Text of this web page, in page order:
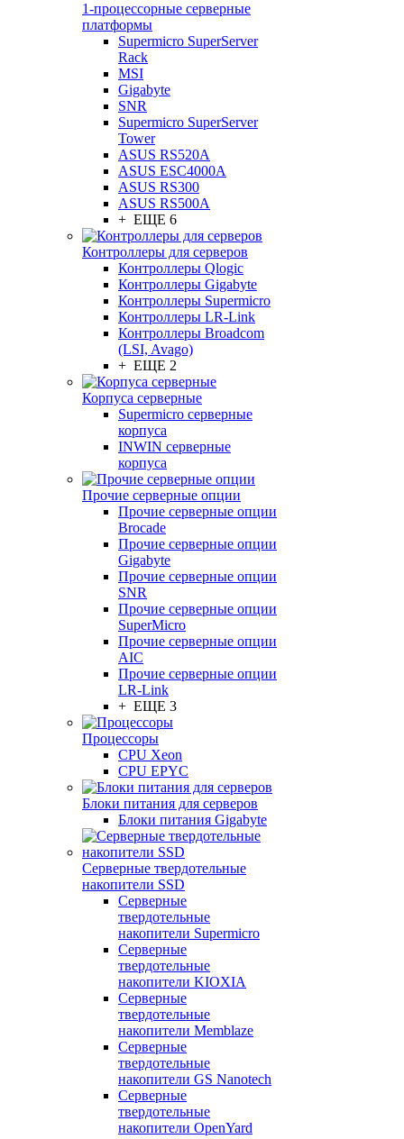
1-процессорные серверные
платформы
Supermicro SuperServer
Rack
MSI
Gigabyte
SNR
Supermicro SuperServer
Tower
ASUS RS520A
ASUS ESC4000A
ASUS RS300
ASUS RS500A
+ ЕЩЕ 6
Контроллеры для серверов
Контроллеры Qlogic
Контроллеры Gigabyte
Контроллеры Supermicro
Контроллеры LR-Link
Контроллеры Broadcom
(LSI, Avago)
+ ЕЩЕ 2
Корпуса серверные
Supermicro серверные
корпуса
INWIN серверные
корпуса
Прочие серверные опции
Прочие серверные опции
Brocade
Прочие серверные опции
Gigabyte
Прочие серверные опции
SNR
Прочие серверные опции
SuperMicro
Прочие серверные опции
AIC
Прочие серверные опции
LR-Link
+ ЕЩЕ 3
Процессоры
CPU Xeon
CPU EPYC
Блоки питания для серверов
Блоки питания Gigabyte
Серверные твердотельные
накопители SSD
Cерверные
твердотельные
накопители Supermicro
Cерверные
твердотельные
накопители KIOXIA
Cерверные
твердотельные
накопители Memblaze
Cерверные
твердотельные
накопители GS Nanotech
Серверные
твердотельные
накопители OpenYard